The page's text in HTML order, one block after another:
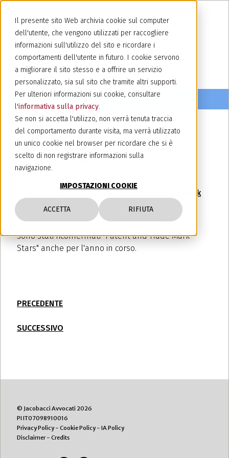
Il presente sito Web archivia cookie sul computer
dell'utente, che vengono utilizzati per raccogliere
informazioni sull'utilizzo del sito e ricordare i
comportamenti dell'utente in futuro. I cookie servono
a migliorare il sito stesso e a offrire un servizio
personalizzato, sia sul sito che tramite altri supporti.
Per ulteriori informazioni sui cookie, consultare
l'informativa sulla privacy.
Se non si accetta l'utilizzo, non verrà tenuta traccia
del comportamento durante visita, ma verrà utilizzato
un unico cookie nel browser per ricordare che si è
scelto di non registrare informazioni sulla
navigazione.
IMPOSTAZIONI COOKIE
ACCETTA RIFIUTA
IP Stars 2022
Patent & Trade Mark
Contentiousper il 2022.
I nostri sociFabrizio JacobaccieMarco Francetti
sono stati riconfermati "Patent and Trade Mark
Stars" anche per l'anno in corso.
PRECEDENTE
SUCCESSIVO
© Jacobacci Avvocati 2026
PI IT07098910016
Privacy Policy- Cookie Policy- IA Policy
Disclaimer- Credits